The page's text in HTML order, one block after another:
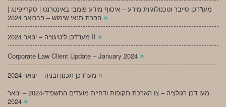
מעו”דכן סייבר וטכנולוגיות מידע – איסוף מידע פומבי באינטרנט | סקרייפינג |
»
מעו”דכן ליטיגציה – ינואר 2024 II »
Corporate Law Client Update – January 2024 »
»
מעו”דכן רגולציה – צו הארכת תקופות ודחיית מועדים התשפ”ד-2024 – ינואר
»